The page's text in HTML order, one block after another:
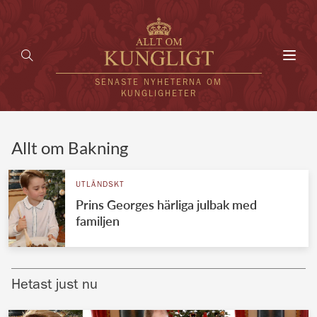
SENASTE NYHETERNA OM
KUNGLIGHETER
UTLÄNDSKT
VÄRLDENS KUNGAHUS
Brittiska kungahuset
Allt om Bakning
UTLÄNDSKT
Prins Georges härliga julbak med
familjen
Hetast just nu